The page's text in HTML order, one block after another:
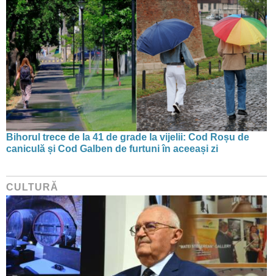
Bihorul trece de la 41 de grade la vijelii: Cod Roșu de
caniculă și Cod Galben de furtuni în aceeași zi
CULTURĂ